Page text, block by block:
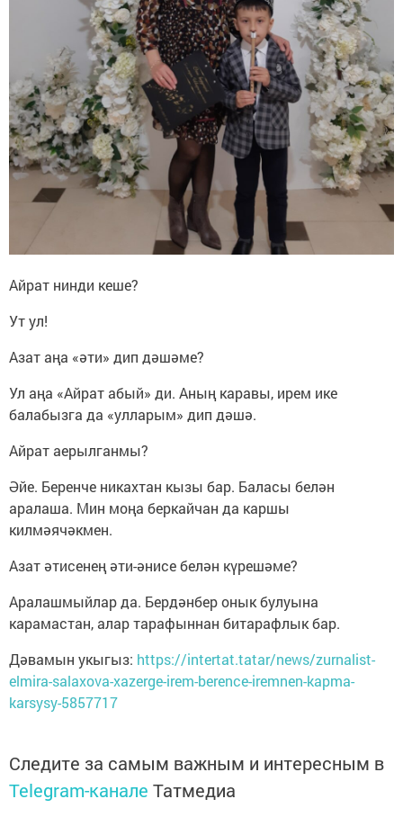
Айрат нинди кеше?
Ут ул!
Азат аңа «әти» дип дәшәме?
Ул аңа «Айрат абый» ди. Аның каравы, ирем ике
балабызга да «улларым» дип дәшә.
Айрат аерылганмы?
Әйе. Беренче никахтан кызы бар. Баласы белән
аралаша. Мин моңа беркайчан да каршы
килмәячәкмен.
Азат әтисенең әти-әнисе белән күрешәме?
Аралашмыйлар да. Бердәнбер онык булуына
карамастан, алар тарафыннан битарафлык бар.
Дәвамын укыгыз: https://intertat.tatar/news/zurnalist-
elmira-salaxova-xazerge-irem-berence-iremnen-kapma-
karsysy-5857717
Следите за самым важным и интересным в
Telegram-канале Татмедиа